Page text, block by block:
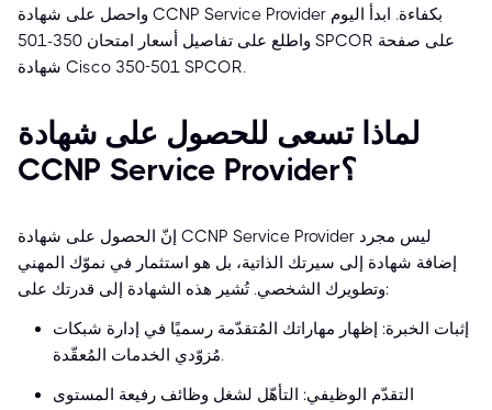
واحصل على شهادة CCNP Service Provider بكفاءة. ابدأ اليوم
واطلع على تفاصيل أسعار امتحان 350-501 SPCOR على صفحة
شهادة Cisco 350-501 SPCOR.
لماذا تسعى للحصول على شهادة
CCNP Service Provider؟
إنّ الحصول على شهادة CCNP Service Provider ليس مجرد
إضافة شهادة إلى سيرتك الذاتية، بل هو استثمار في نموّك المهني
وتطويرك الشخصي. تُشير هذه الشهادة إلى قدرتك على:
إثبات الخبرة: إظهار مهاراتك المُتقدّمة رسميًا في إدارة شبكات
مُزوّدي الخدمات المُعقّدة.
التقدّم الوظيفي: التأهّل لشغل وظائف رفيعة المستوى